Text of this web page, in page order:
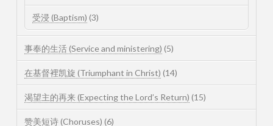
受浸 (Baptism) (3)
事奉的生活 (Service and ministering) (5)
在基督裡凯旋 (Triumphant in Christ) (14)
渴望主的再来 (Expecting the Lord’s Return) (15)
赞美短诗 (Choruses) (6)